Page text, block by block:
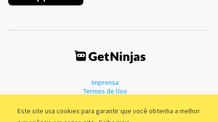
Este site usa cookies para garantir que você obtenha a melhor
Imprensa
Termos de Uso